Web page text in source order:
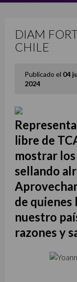
DIAM
CHILE
Publicado el 04
2024
libre de
mostrar
sellando
de quienes
nuestro
razones y